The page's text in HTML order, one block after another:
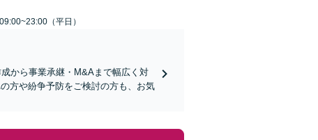
（平日）
から事業承継・M&Aまで幅広く対
方や紛争予防をご検討の方も、お気